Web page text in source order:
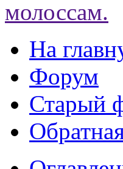
На
Форум
Старый